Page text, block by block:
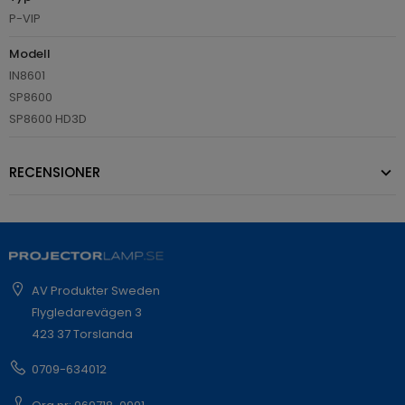
P-VIP
Modell
IN8601
SP8600
SP8600 HD3D
RECENSIONER
AV Produkter Sweden
Flygledarevägen 3
423 37 Torslanda
0709-634012